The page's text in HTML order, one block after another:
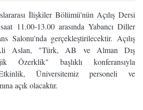
İlişkiler Bölümü'nün Açılış Dersi
11.00-13.00 arasında Yabancı Diller
Salonu'nda gerçekleştirilecektir. Açılış
Aslan, "Türk, AB ve Alman Dış
Özerklik" başlıklı konferansıyla
Etkinlik, Üniversitemiz personeli ve
açık olacaktır.